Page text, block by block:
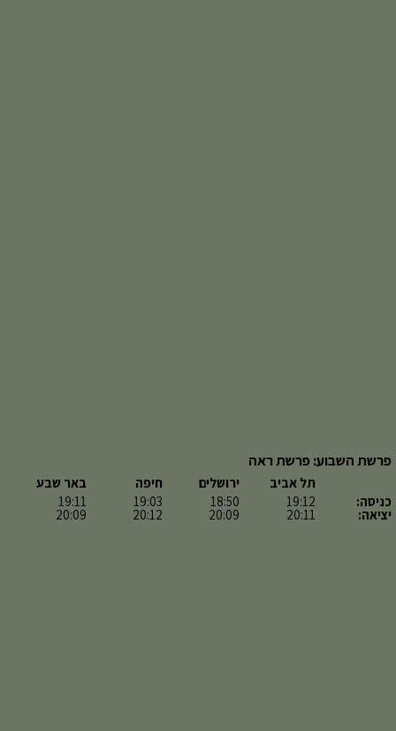
פרשת השבוע: פרשת ראה
כניסה:
יציאה:
תל אביב
19:12
20:11
ירושלים
18:50
20:09
חיפה
19:03
20:12
באר שבע
19:11
20:09